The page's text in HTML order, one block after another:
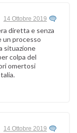
14 Ottobre 2019
diretta e senza
un processo
situazione
colpa del
omertosi
14 Ottobre 2019